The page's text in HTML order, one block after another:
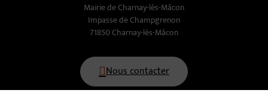
Mairie de Charnay-lès-Mâcon
Impasse de Champgrenon
71850 Charnay-lès-Mâcon
Nous contacter